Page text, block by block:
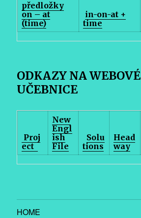
předložky
on – at
(time)
in-on-at +
time
ODKAZY NA WEBOVÉ
UČEBNICE
Proj
ect
New
Engl
ish
File
Solu
tions
Head
way
HOME